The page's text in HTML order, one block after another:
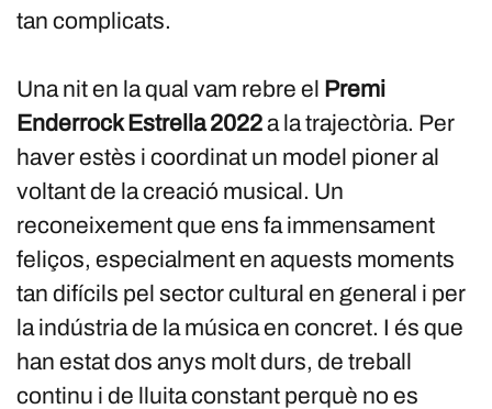
tan complicats.
Una nit en la qual vam rebre el
Premi
Enderrock Estrella 2022a la trajectòria. Per
haver estès i coordinat un model pioner al
voltant de la creació musical. Un
reconeixement que ens fa immensament
feliços, especialment en aquests moments
tan difícils pel sector cultural en general i per
la indústria de la música en concret. I és que
han estat dos anys molt durs, de treball
continu i de lluita constant perquè no es